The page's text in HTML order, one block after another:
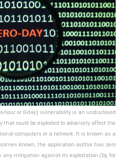
hour or 0-day) vulnerability is an undisclosed
could be exploited to adversely affect the
computers or a network. It is known as a
known, the application author has zero
any mitigation against its exploitation (by, for